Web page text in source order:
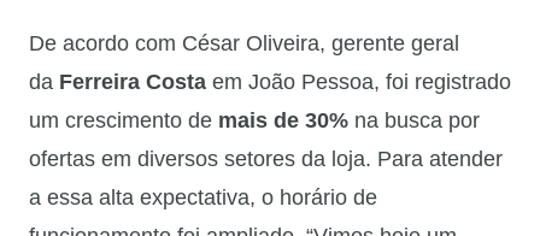
De acordo com César Oliveira, gerente geral
da Ferreira Costa em João Pessoa, foi registrado
um crescimento de mais de 30% na busca por
ofertas em diversos setores da loja. Para atender
a essa alta expectativa, o horário de